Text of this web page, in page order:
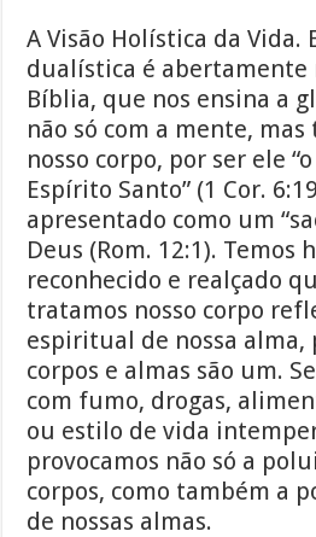
A Visão Holística da Vida.
dualística é abertamente
Bíblia, que nos ensina a
não só com a mente,
nosso corpo, por ser ele
Espírito Santo” (1 Cor.
apresentado como um
Deus (Rom. 12:1). Temos
reconhecido e realçado
tratamos nosso corpo
espiritual de nossa alma,
corpos e almas são um.
com fumo, drogas,
ou estilo de vida
provocamos não só a
corpos, como também a
de nossas almas.